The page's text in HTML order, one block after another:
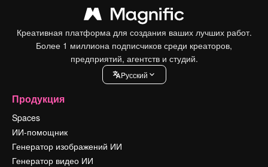
Креативная платформа для создания ваших лучших работ.
Более 1 миллиона подписчиков среди креаторов,
предприятий, агентств и студий.
Pусский
Продукция
Spaces
ИИ-помощник
Генератор изображений ИИ
Генератор видео ИИ